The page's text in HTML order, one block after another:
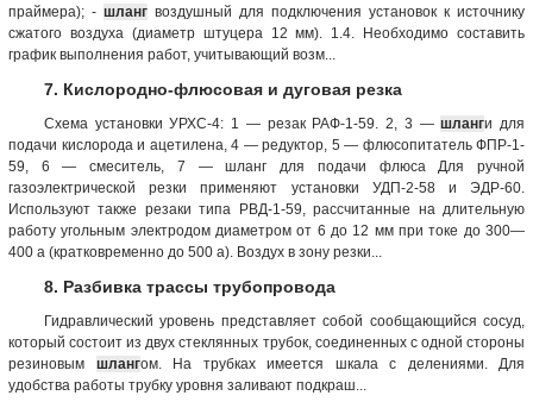
праймера); - шланг воздушный для подключения установок к источнику
сжатого воздуха (диаметр штуцера 12 мм). 1.4. Необходимо составить
график выполнения работ, учитывающий возм...
7. Кислородно-флюсовая и дуговая резка
Схема установки УРХС-4: 1 — резак РАФ-1-59. 2, 3 —шланги для
подачи кислорода и ацетилена, 4 — редуктор, 5 — флюсопитатель ФПР-1-
59, 6 — смеситель, 7 — шланг для подачи флюса Для ручной
газоэлектрической резки применяют установки УДП-2-58 и ЭДР-60.
Используют также резаки типа РВД-1-59, рассчитанные на длительную
работу угольным электродом диаметром от 6 до 12 мм при токе до 300—
400 а (кратковременно до 500 а). Воздух в зону резки...
8. Разбивка трассы трубопровода
Гидравлический уровень представляет собой сообщающийся сосуд,
который состоит из двух стеклянных трубок, соединенных с одной стороны
резиновым шлангом. На трубках имеется шкала с делениями. Для
удобства работы трубку уровня заливают подкраш...